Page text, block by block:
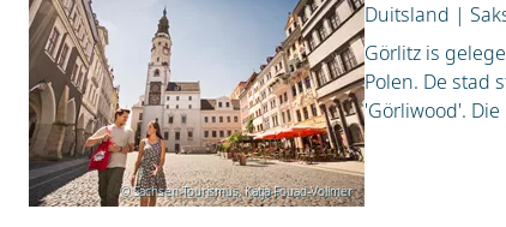
© Sachsen Tourismus, Katja Fouad-Vollmer
Duitsland |
Görlitz is
Polen. De stad
'Görliwood'.